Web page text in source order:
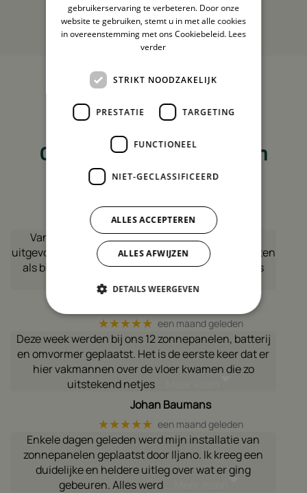
Bekijk meer reviews
Nog niet overtuigd?
Ontdek de ervaringen van
enkele klanten!
Vandaag installatie van 10 panelen en batterij
uitgevoerd door Green House Solutions.Zowel buiten
als binnen installatie overtreft verwachting en is
estethetis optimaal… Meer lezen
★★★★★ een maand geleden
Deze week werden bij ons 12 zonnepanelen, batterij
en omvormer geplaatst. Het is de eerste keer dat er
hier vakmannen over de vloer kwamen die zo
uitstekend netjes
Johan Baumans
★★★★★ een maand geleden
Enkele dagen geleden werd mijn installatie van
zonnepanelen geplaatst door Iljano. Ik kreeg een
duidelijke en heldere uitleg over wat er ging
gebeuren. Alles werd
gebruikerservaring te verbeteren. Door onze
website te gebruiken, stemt u in met alle cookies
in overeenstemming met ons Cookiebeleid. Lees
verder
STRIKT NOODZAKELIJK
PRESTATIE TARGETING
FUNCTIONEEL
NIET-GECLASSIFICEERD
ALLES ACCEPTEREN
ALLES AFWIJZEN
DETAILS WEERGEVEN